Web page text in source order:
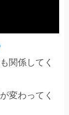
関係してく
変わってく